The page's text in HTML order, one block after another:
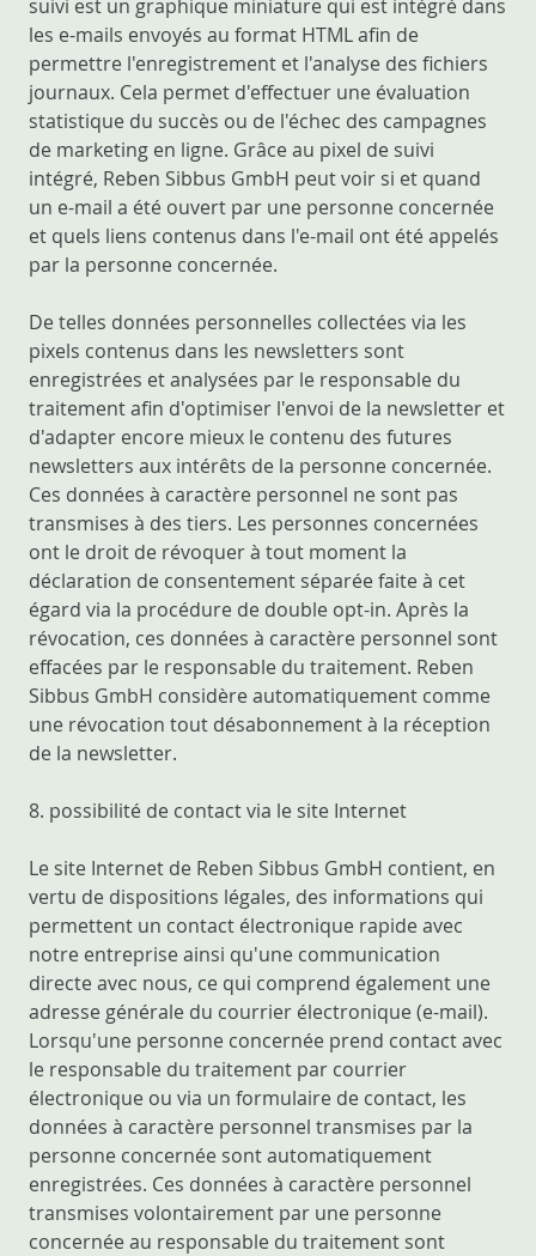
suivi est un graphique miniature qui est intégré dans
les e-mails envoyés au format HTML afin de
permettre l'enregistrement et l'analyse des fichiers
journaux. Cela permet d'effectuer une évaluation
statistique du succès ou de l'échec des campagnes
de marketing en ligne. Grâce au pixel de suivi
intégré, Reben Sibbus GmbH peut voir si et quand
un e-mail a été ouvert par une personne concernée
et quels liens contenus dans l'e-mail ont été appelés
par la personne concernée.
De telles données personnelles collectées via les
pixels contenus dans les newsletters sont
enregistrées et analysées par le responsable du
traitement afin d'optimiser l'envoi de la newsletter et
d'adapter encore mieux le contenu des futures
newsletters aux intérêts de la personne concernée.
Ces données à caractère personnel ne sont pas
transmises à des tiers. Les personnes concernées
ont le droit de révoquer à tout moment la
déclaration de consentement séparée faite à cet
égard via la procédure de double opt-in. Après la
révocation, ces données à caractère personnel sont
effacées par le responsable du traitement. Reben
Sibbus GmbH considère automatiquement comme
une révocation tout désabonnement à la réception
de la newsletter.
8. possibilité de contact via le site Internet
Le site Internet de Reben Sibbus GmbH contient, en
vertu de dispositions légales, des informations qui
permettent un contact électronique rapide avec
notre entreprise ainsi qu'une communication
directe avec nous, ce qui comprend également une
adresse générale du courrier électronique (e-mail).
Lorsqu'une personne concernée prend contact avec
le responsable du traitement par courrier
électronique ou via un formulaire de contact, les
données à caractère personnel transmises par la
personne concernée sont automatiquement
enregistrées. Ces données à caractère personnel
transmises volontairement par une personne
concernée au responsable du traitement sont